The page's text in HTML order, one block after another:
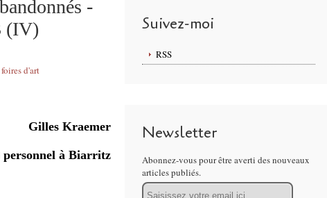
-
(IV)
d'art
Gilles Kraemer
personnel à Biarritz
Suivez-moi
RSS
Newsletter
Abonnez-vous pour être averti des nouveaux
articles publiés.
Email